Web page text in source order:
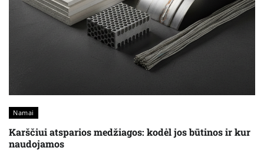
Namai
Karščiui atsparios medžiagos: kodėl jos būtinos ir kur
naudojamos